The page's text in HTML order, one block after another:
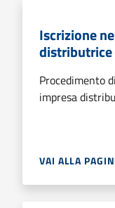
Iscrizione
distributrice
Procedimento
impresa
VAI ALLA